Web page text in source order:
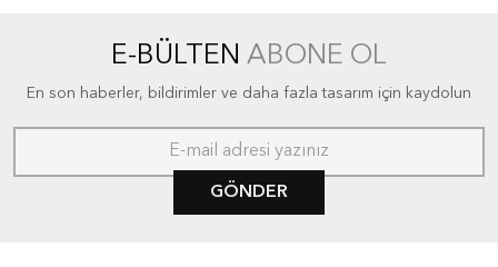
E-BÜLTEN ABONE OL
En son haberler, bildirimler ve daha fazla tasarım için kaydolun
GÖNDER